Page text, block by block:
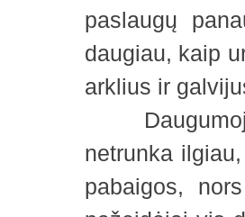
paslaugų
daugiau, kaip
arklius ir
Daugumoje
netrunka
pabaigos,